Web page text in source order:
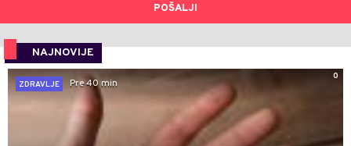
POŠALJI
NAJNOVIJE
0
ZDRAVLJE
Pre 40 min